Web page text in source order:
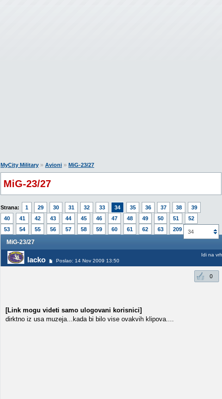
MyCity Military » Avioni » MiG-23/27
MiG-23/27
Strana: 1 29 30 31 32 33 34 35 36 37 38
39
40
41 42 43 44 45 46 47 48 49 50 51
52
53
54 55 56 57 58 59 60 61 62 63 209 34
MiG-23/27
lacko Poslao: 14 Nov 2009 13:50
Idi na vrh
0
[Link mogu videti samo ulogovani korisnici]
dirktno iz usa muzeja...kada bi bilo vise ovakvih klipova....